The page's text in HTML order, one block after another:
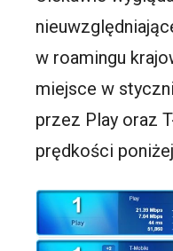
w roamingu
miejsce w
przez Play oraz
prędkości